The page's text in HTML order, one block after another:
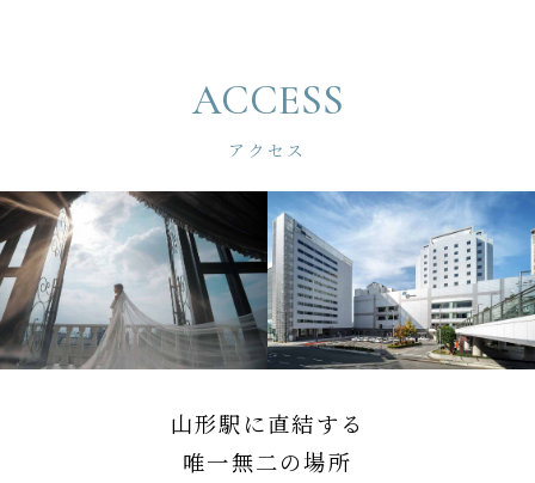
ACCESS
アクセス
山形駅に直結する
唯一無二の場所